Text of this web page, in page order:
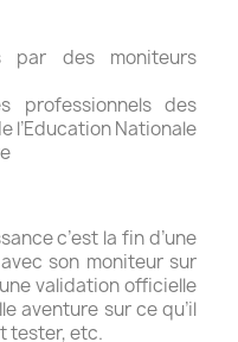
par des moniteurs
professionnels des
l’Education Nationale
c’est la fin d’une
son moniteur sur
validation officielle
aventure sur ce qu’il
tester, etc.